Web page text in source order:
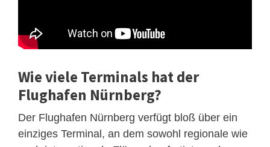
Wie viele Terminals hat der
Flughafen Nürnberg?
Der Flughafen Nürnberg verfügt bloß über ein
einziges Terminal, an dem sowohl regionale wie